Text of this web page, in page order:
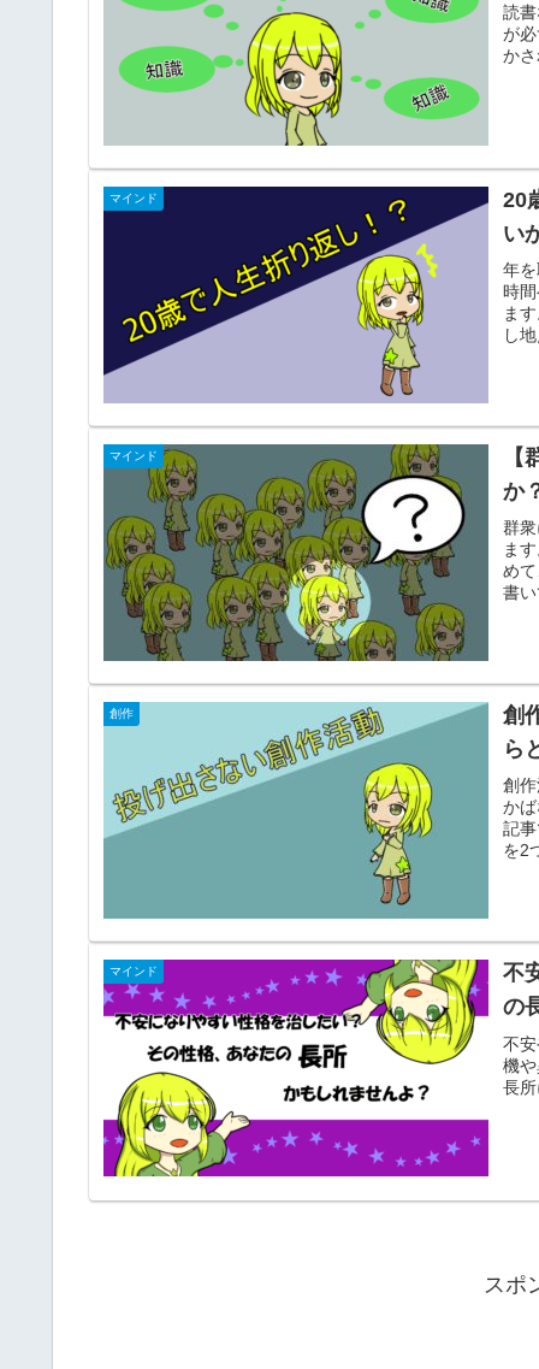
読
が
か
マインド
20
い
年
時
ま
し
マインド
か
群
ま
め
書
創作
創
ら
創
か
記
を2
マインド
不
の
不
機
長
スポ